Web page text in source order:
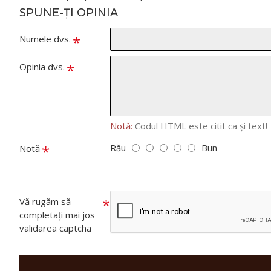
SPUNE-ŢI OPINIA
Numele dvs.
Opinia dvs.
Notă: Codul HTML este citit ca şi text!
Notă
Rău Bun
Vă rugăm să
completați mai jos
validarea captcha